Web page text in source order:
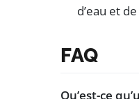
d’eau et
FAQ
Qu’est-ce